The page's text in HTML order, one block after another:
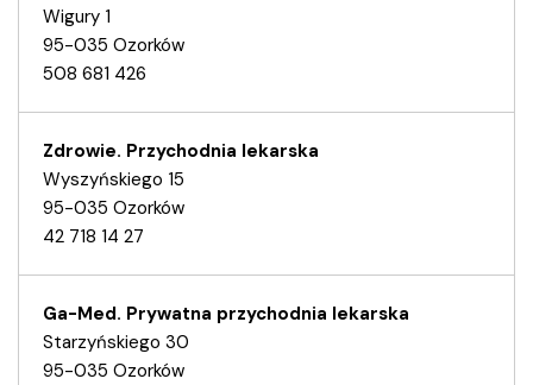
Wigury 1
95-035 Ozorków
508 681 426
Zdrowie. Przychodnia lekarska
Wyszyńskiego 15
95-035 Ozorków
42 718 14 27
Ga-Med. Prywatna przychodnia lekarska
Starzyńskiego 30
95-035 Ozorków